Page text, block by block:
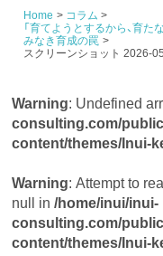
Home
コラム
「育てようとするから、育
みなき育成の罠
スクリーンショット 2026-
Warning : Undefined
consulting.com/
content/themes/Inui-
Warning: Attempt to read property "category_nicename" on
null in/home/inui/inui-
consulting.com/
content/themes/Inui-